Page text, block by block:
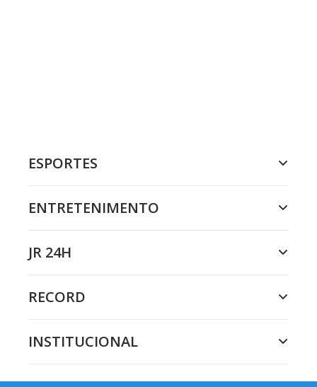
ESPORTES
ENTRETENIMENTO
JR 24H
RECORD
INSTITUCIONAL